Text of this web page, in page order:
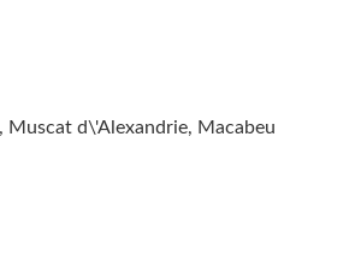
Muscat d\'Alexandrie, Macabeu